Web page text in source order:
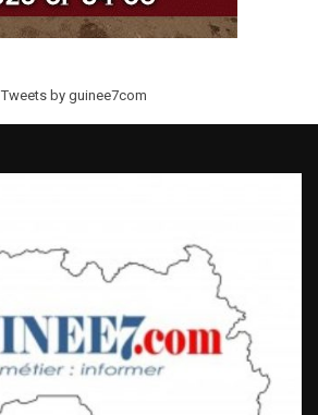
Tweets by guinee7com